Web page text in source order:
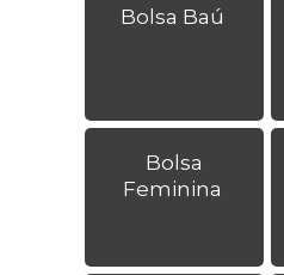
Bolsa Baú
Bolsa
Feminina